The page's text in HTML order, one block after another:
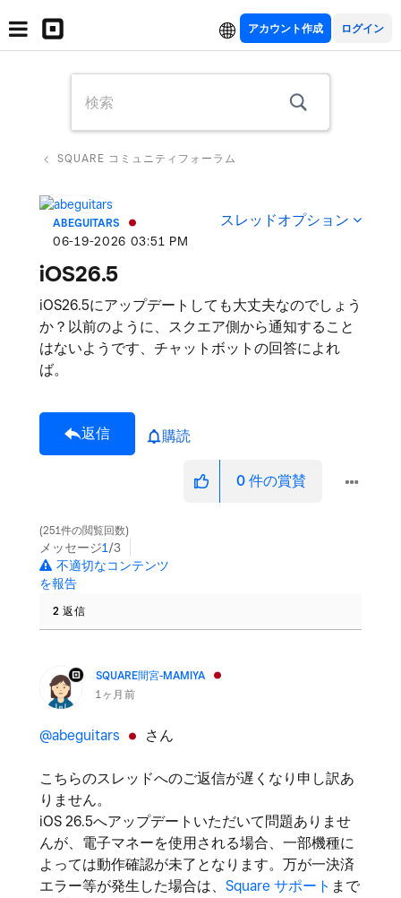
アカウント作成
SQUARE コミュニティフォーラム
ABEGUITARS
‎06-19-2026 03:51 PM
スレッドオプション
iOS26.5
iOS26.5にアップデートしても大丈夫なのでしょう
か？以前のように、スクエア側から通知すること
はないようです、チャットボットの回答によれ
ば。
返信 購読
0件の賞賛
251件の閲覧回数
メッセージ1/3
不適切なコンテンツ
を報告
2 返信
SQUARE間宮-MAMIYA
1ヶ月前
@abeguitars さん
こちらのスレッドへのご返信が遅くなり申し訳あ
りません。
iOS 26.5へアップデートいただいて問題ありませ
んが、 電子マネーを使用される場合、一部機種に
よっては動作確認が未了となります。万が一決済
エラー等が発生した場合は、 Square サポート まで